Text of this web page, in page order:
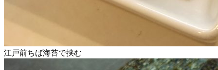
江戸前ちば海苔で挟む